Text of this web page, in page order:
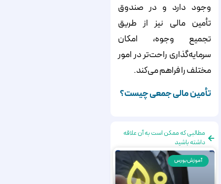
وجود دارد و در صندوق
تأمین مالی نیز از طریق
تجمیع وجوه، امکان
سرمایه‌‌‌‌‌‌‌‌‌‌‌‌‌‌‌‌‌‌‌‌‌‌‌‌‌‌‌‌‌‌‌‌‌‌‌‌‌‌‌‌‌‌‌‌‌‌‌‌‌‌‌‌‌‌‌‌‌‌‌‌‌‌‌‌‌‌‌‌‌‌‌‌‌‌‌‌‌گذاری راحت‌‌‌‌‌‌‌‌‌‌‌‌‌‌‌‌‌‌‌‌‌‌‌‌‌‌‌‌‌‌‌‌‌‌‌‌‌‌‌‌‌‌‌‌‌‌‌‌‌‌‌‌‌‌‌‌‌‌‌‌‌‌‌‌‌‌‌‌‌‌‌‌‌‌‌‌‌تر در امور
مختلف را فراهم می‌‌‌‌‌‌‌‌‌‌‌‌‌‌‌‌‌‌‌‌‌‌‌‌‌‌‌‌‌‌‌‌‌‌‌‌‌‌‌‌‌‌‌‌‌‌‌‌‌‌‌‌‌‌‌‌‌‌‌‌‌‌‌‌‌‌‌‌‌‌‌‌‌‌‌‌‌کند.
تأمین مالی جمعی چیست؟
مطالبی که ممکن است به آن علاقه
داشته باشید
آموزش بورس